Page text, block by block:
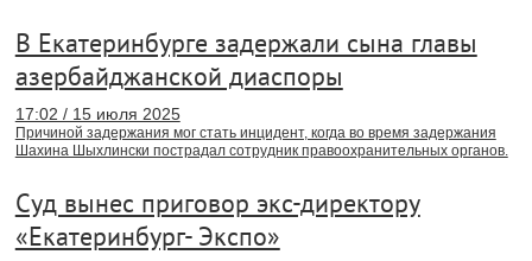
В Екатеринбурге задержали сына главы
азербайджанской диаспоры
17:02 / 15 июля 2025
Причиной задержания мог стать инцидент, когда во время задержания
Шахина Шыхлински пострадал сотрудник правоохранительных органов.
Суд вынес приговор экс-директору
«Екатеринбург- Экспо»